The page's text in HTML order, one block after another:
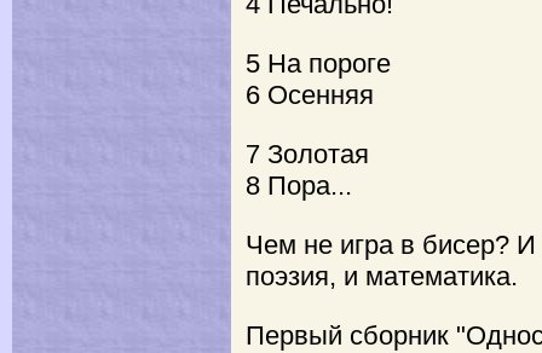
5 На пороге
6 Осенняя
7 Золотая
8 Пора...
Чем не игра в бисер?
поэзия, и математика.
Первый сборник